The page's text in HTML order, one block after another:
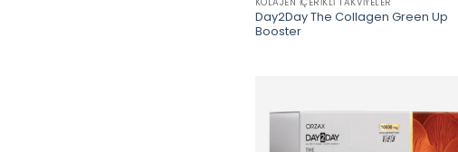
Day2Day The Collagen Green Up
Booster